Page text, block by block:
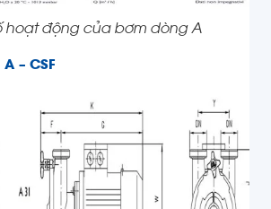
hoạt động của bơm dòng A
– CSF